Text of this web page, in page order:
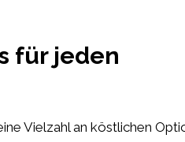
für jeden
Vielzahl an köstlichen